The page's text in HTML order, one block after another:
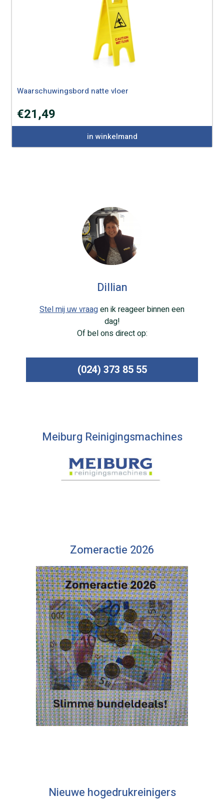
Waarschuwingsbord natte vloer
€21,49
in winkelmand
Dillian
Stel mij uw vraagen ik reageer binnen een
dag!
Of bel ons direct op:
(024) 373 85 55
Meiburg Reinigingsmachines
Zomeractie 2026
Nieuwe hogedrukreinigers